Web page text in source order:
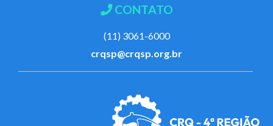
CONTATO
(11) 3061-6000
crqsp@crqsp.org.br